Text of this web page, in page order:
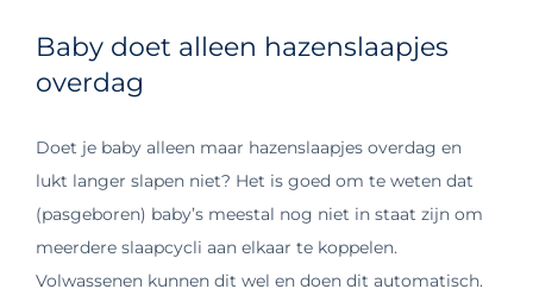
Baby doet alleen hazenslaapjes
overdag
Doet je baby alleen maar hazenslaapjes overdag en
lukt langer slapen niet? Het is goed om te weten dat
(pasgeboren) baby’s meestal nog niet in staat zijn om
meerdere slaapcycli aan elkaar te koppelen.
Volwassenen kunnen dit wel en doen dit automatisch.